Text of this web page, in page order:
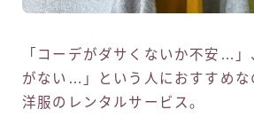
「コーデがダサくないか不安…
がない…」という人におすすめな
洋服のレンタルサービス。